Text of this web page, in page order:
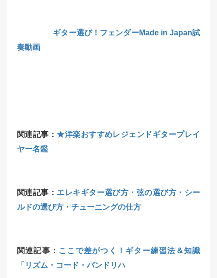
ギター選び！フェンダーMade in Japan試
奏動画
関連記事：★洋楽おすすめレジェンドギタープレイ
ヤー名鑑
関連記事： エレキギター選び方・弦の選び方・シー
ルドの選び方・チューニングの仕方
関連記事： ここで差がつく！ギター練習法＆知識
「リズム・コード・バンドリハ